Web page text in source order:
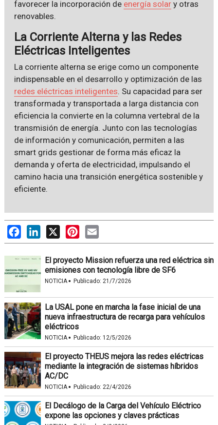
favorecer la incorporación de energía solary otras
renovables.
La Corriente Alterna y las Redes
Eléctricas Inteligentes
La corriente alterna se erige como un componente
indispensable en el desarrollo y optimización de las
redes eléctricas inteligentes. Su capacidad para ser
transformada y transportada a larga distancia con
eficiencia la convierte en la columna vertebral de la
transmisión de energía. Junto con las tecnologías
de información y comunicación, permiten a las
smart grids gestionar de forma más eficaz la
demanda y oferta de electricidad, impulsando el
camino hacia una transición energética sostenible y
eficiente.
FacebookLinkedIn
X PinterestEmail
El proyecto Mission refuerza una red eléctrica sin
emisiones con tecnología libre de SF6
NOTICIA· Publicado: 21/7/2026
La USAL pone en marcha la fase inicial de una
nueva infraestructura de recarga para vehículos
eléctricos
NOTICIA· Publicado: 12/5/2026
El proyecto THEUS mejora las redes eléctricas
mediante la integración de sistemas híbridos
AC/DC
NOTICIA· Publicado: 22/4/2026
El Decálogo de la Carga del Vehículo Eléctrico
expone las opciones y claves prácticas